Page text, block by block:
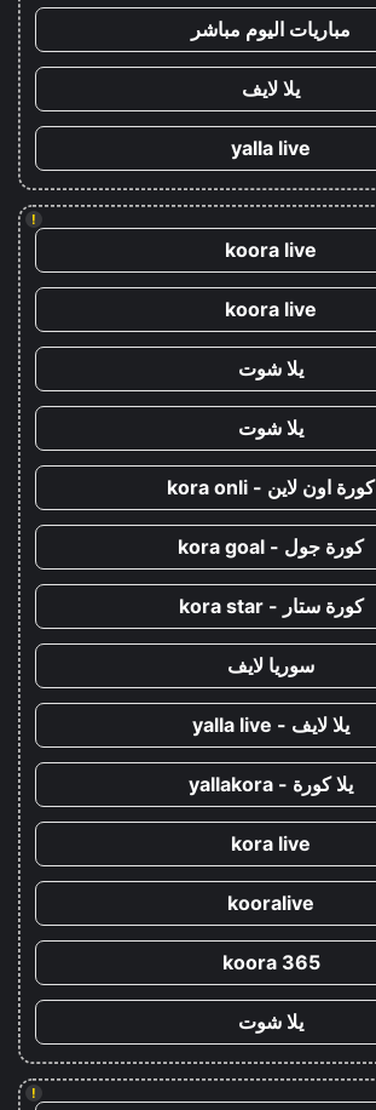
مباريات اليوم مباشر
يلا لايف
yalla live
!
koora live
koora live
يلا شوت
يلا شوت
كورة اون لاين - kora onli
كورة جول - kora goal
كورة ستار - kora star
سوريا لايف
يلا لايف - yalla live
يلا كورة - yallakora
kora live
kooralive
koora 365
يلا شوت
!